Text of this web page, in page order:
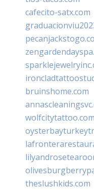
cafecito-satx.com
bruinshome.com
wolfcitytattoo.com
theslushkids.com